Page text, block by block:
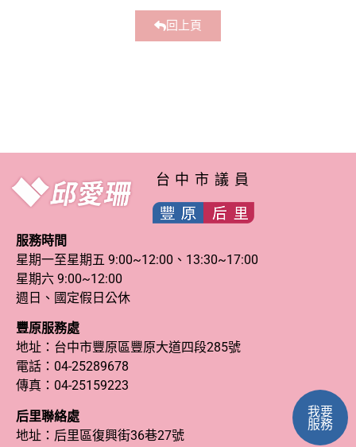
回上頁
台中市議員
服務時間
星期一至星期五 9:00~12:00、13:30~17:00
星期六 9:00~12:00
週日、國定假日公休
豐原服務處
地址：台中市豐原區豐原大道四段285號
電話： 04-25289678
傳真：04-25159223
后里聯絡處
地址：后里區復興街36巷27號
我要
服務